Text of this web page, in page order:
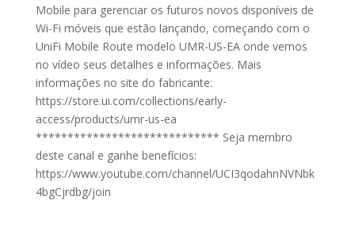
Mobile para gerenciar os futuros novos disponíveis de
Wi-Fi móveis que estão lançando, começando com o
UniFi Mobile Route modelo UMR-US-EA onde vemos
no vídeo seus detalhes e informações. Mais
informações no site do fabricante:
https://store.ui.com/collections/early-
access/products/umr-us-ea
***************************** Seja membro
deste canal e ganhe benefícios:
https://www.youtube.com/channel/UCI3qodahnNVNbk
4bgCjrdbg/join